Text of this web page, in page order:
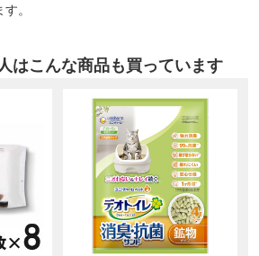
。
はこんな商品も買っています